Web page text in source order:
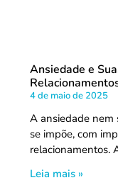
Ansiedade e
4 de maio de 2025
A ansiedade nem
se impõe, com
relacionamentos.
Leia mais »